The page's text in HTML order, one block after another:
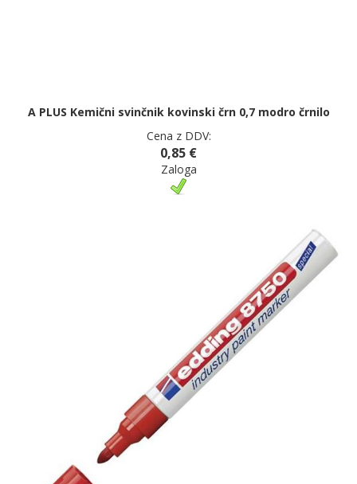
A PLUS Kemični svinčnik kovinski črn 0,7 modro črnilo
Cena z DDV:
0,85 €
Zaloga